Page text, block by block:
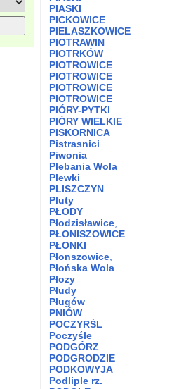
PIASKI
PICKOWICE
PIELASZKOWICE
PIOTRAWIN
PIOTRKÓW
PIOTROWICE
PIOTROWICE
PIOTROWICE
PIOTROWICE
PIÓRY-PYTKI
PIÓRY WIELKIE
PISKORNICA
Pistrasnici
Piwonia
Plebania Wola
Plewki
PLISZCZYN
Pluty
PŁODY
Płodzisławice
PŁONISZOWICE
PŁONKI
Płonszowice
Płońska Wola
Płozy
Płudy
Pługów
PNIÓW
POCZYRŚL
Poczyśle
PODGÓRZ
PODGRODZIE
PODKOWYJA
Podliple rz.